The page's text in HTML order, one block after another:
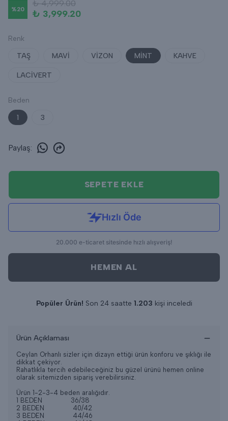
%20
₺ 4,999.00
₺ 3,999.20
Renk
TAŞ
MAVİ VİZON MİNT KAHVE
LACİVERT
Beden
1
3
Paylaş:
SEPETE EKLE
HEMEN AL
Popüler Ürün! Son 24 saatte 1.203 kişi inceledi
Ürün Açıklaması
Ceylan Orhanlı sizler için dizayn ettiği ürün konforu ve şıklığı ile
dikkat çekiyor.
Rahatlıkla tercih edebileceğiniz bu güzel ürünü hemen online
olarak sitemizden sipariş verebilirsiniz.
Ürün 1-2-3-4 beden aralığıdır.
1 BEDEN 36/38
2 BEDEN 40/42
3 BEDEN 44/46